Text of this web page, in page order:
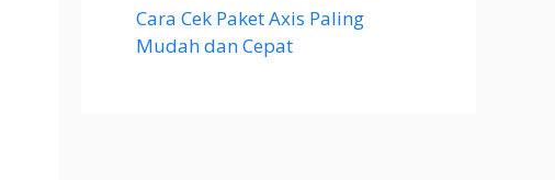
Cara Cek Paket Axis Paling
Mudah dan Cepat